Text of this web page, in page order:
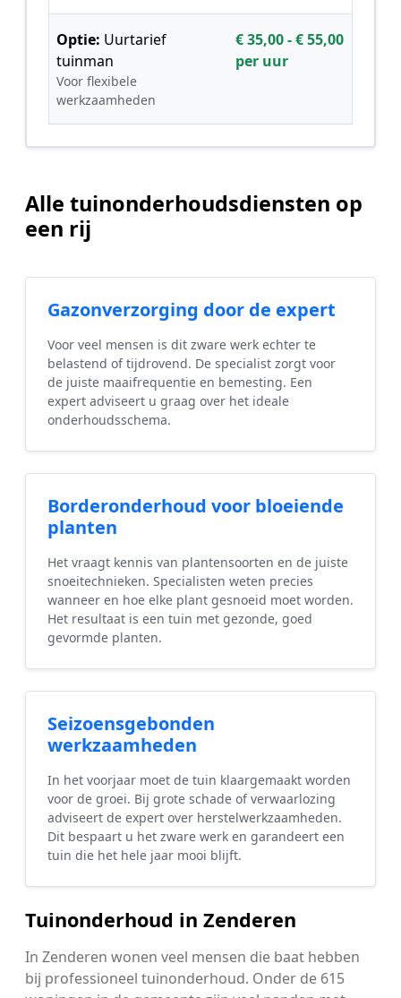
Optie: Uurtarief
tuinman
Voor flexibele
werkzaamheden
€ 35,00 - € 55,00
per uur
Alle tuinonderhoudsdiensten op
een rij
Gazonverzorging door de expert
Voor veel mensen is dit zware werk echter te
belastend of tijdrovend. De specialist zorgt voor
de juiste maaifrequentie en bemesting. Een
expert adviseert u graag over het ideale
onderhoudsschema.
Borderonderhoud voor bloeiende
planten
Het vraagt kennis van plantensoorten en de juiste
snoeitechnieken. Specialisten weten precies
wanneer en hoe elke plant gesnoeid moet worden.
Het resultaat is een tuin met gezonde, goed
gevormde planten.
Seizoensgebonden
werkzaamheden
In het voorjaar moet de tuin klaargemaakt worden
voor de groei. Bij grote schade of verwaarlozing
adviseert de expert over herstelwerkzaamheden.
Dit bespaart u het zware werk en garandeert een
tuin die het hele jaar mooi blijft.
Tuinonderhoud in Zenderen
In Zenderen wonen veel mensen die baat hebben
bij professioneel tuinonderhoud. Onder de 615